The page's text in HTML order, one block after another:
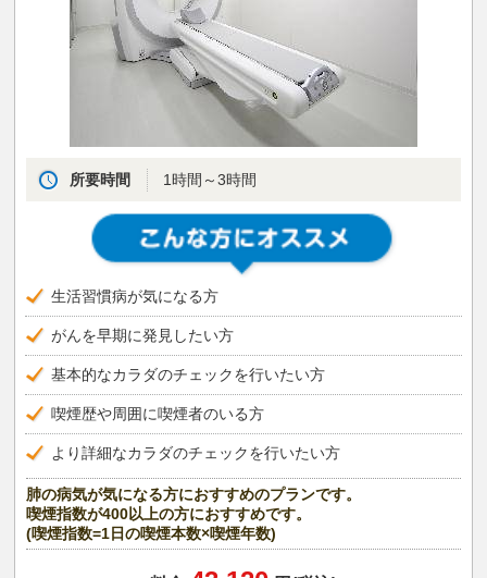
所要時間 1時間～3時間
生活習慣病が気になる方
がんを早期に発見したい方
基本的なカラダのチェックを行いたい方
喫煙歴や周囲に喫煙者のいる方
より詳細なカラダのチェックを行いたい方
肺の病気が気になる方におすすめのプランです。
喫煙指数が400以上の方におすすめです。
(喫煙指数=1日の喫煙本数×喫煙年数)